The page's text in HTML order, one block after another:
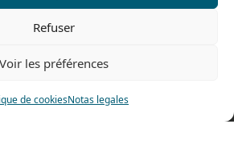
Refuser
Voir les préférences
de cookiesNotas legales
69